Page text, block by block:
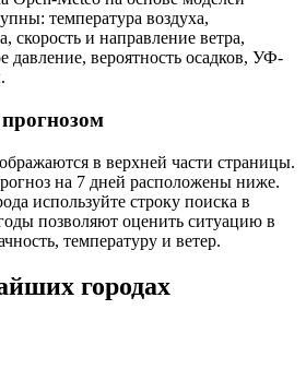
температура воздуха,
скорость и направление ветра,
давление, вероятность осадков, УФ-
в верхней части страницы.
на 7 дней расположены ниже.
используйте строку поиска в
позволяют оценить ситуацию в
температуру и ветер.
городах